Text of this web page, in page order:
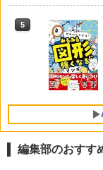
5
編集部のおすす